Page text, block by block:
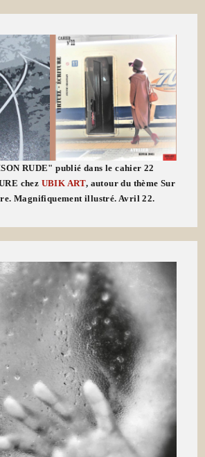
RUDE" publié dans le cahier 22
chez UBIK ART, autour du thème Sur
Magnifiquement illustré. Avril 22.